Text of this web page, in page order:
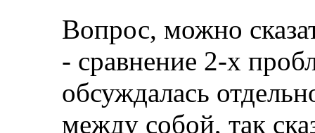
Вопрос, можно
- сравнение 2-х
обсуждалась
между собой, так